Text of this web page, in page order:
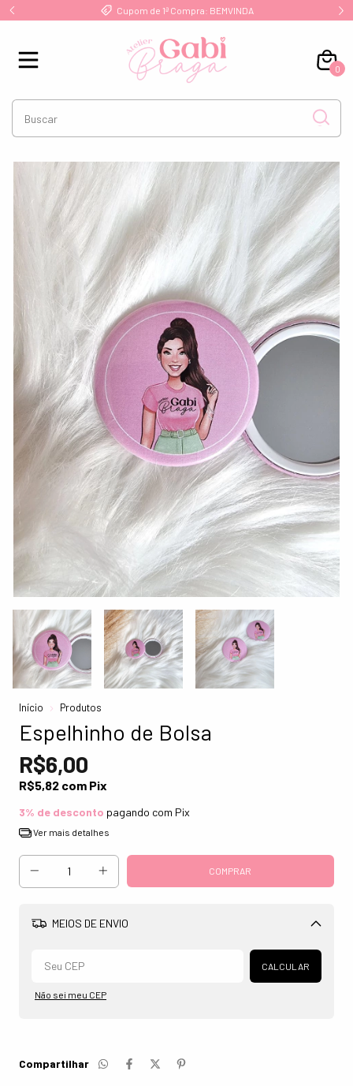
Cupom de 1ª Compra: BEMVINDA
0
Início Produtos
Espelhinho de Bolsa
R$6,00
R$5,82 com Pix
3% de desconto pagando com Pix
Ver mais detalhes
MEIOS DE ENVIO
Alterar CEP
CALCULAR
Não sei meu CEP
Compartilhar